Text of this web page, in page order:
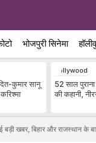
भोजपुरी सिनेमा
कुमार सानू
Bollywood
52 साल
की कहानी,
खबर, बिहार और राजस्थान के